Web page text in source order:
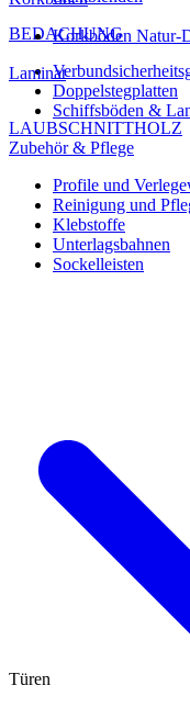
BEDACHUNG
Doppelstegplatten
LAUBSCHNITTHOLZ
Korkböden Natur-
Laminat
Schiffsböden &
Zubehör & Pflege
Profile und
Reinigung und
Klebstoffe
Unterlagsbahnen
Sockelleisten
Türen